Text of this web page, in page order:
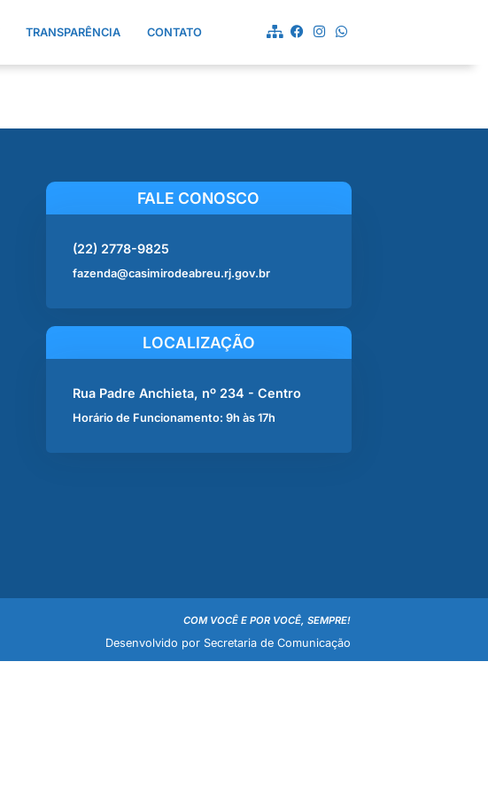
TRANSPARÊNCIA CONTATO
FALE CONOSCO
(22) 2778-9825
fazenda@casimirodeabreu.rj.gov.br
LOCALIZAÇÃO
Rua Padre Anchieta, nº 234 - Centro
Horário de Funcionamento: 9h às 17h
COM VOCÊ E POR VOCÊ, SEMPRE!
Desenvolvido por Secretaria de Comunicação